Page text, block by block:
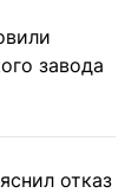
завода
отказ